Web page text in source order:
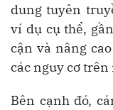
dung tuyên
ví dụ cụ thể,
cận và nâng
các nguy cơ
Bên cạnh đó,